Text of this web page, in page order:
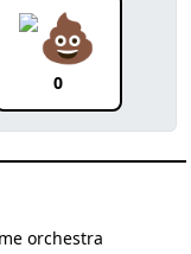
0
orchestra